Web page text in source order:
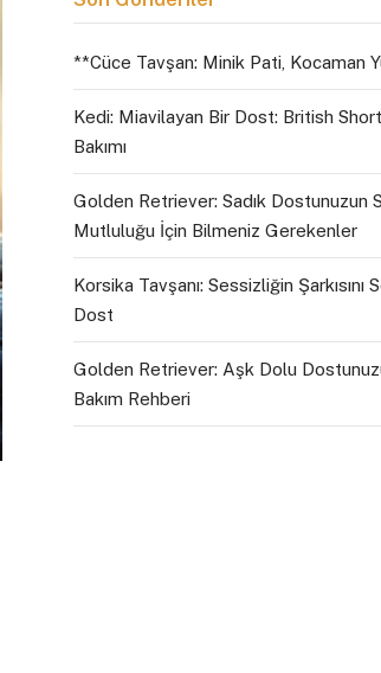
**Cüce Tavşan: Minik Pati, Kocaman
Kedi: Miavilayan Bir Dost: British
Bakımı
Golden Retriever: Sadık Dostunuzun
Mutluluğu İçin Bilmeniz Gerekenler
Korsika Tavşanı: Sessizliğin Şarkısını
Dost
Golden Retriever: Aşk Dolu
Bakım Rehberi